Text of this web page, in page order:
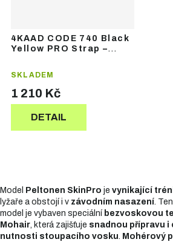
4KAAD CODE 740 Black
Yellow PRO Strap –
SKLADEM
1 210 Kč
DETAIL
Model Peltonen SkinPro je vynikající
lyžaře a obstojí i v závodním nasazení .
model je vybaven speciální bezvoskovou
Mohair , která zajišťuje snadnou přípravu i
nutnosti stoupacího vosku
Mohérový